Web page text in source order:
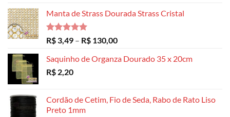
Manta de Strass Dourada Strass Cristal
Avaliação
5.00
de 5
R$ 3,49 – R$ 130,00Faixa
preço:
Saquinho de Organza Dourado 35 x 20cm
R$ 2,20
Cordão de Cetim, Fio de Seda, Rabo de Rato Liso
Preto 1mm